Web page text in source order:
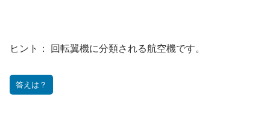
ヒント： 回転翼機に分類される航空機です。
答えは？